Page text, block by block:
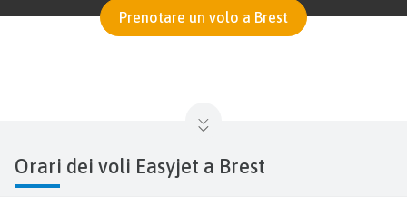
Prenotare un volo a Brest
Orari dei voli Easyjet a Brest